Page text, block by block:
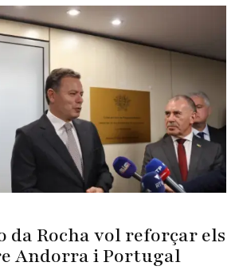
da Rocha vol reforçar els
Andorra i Portugal